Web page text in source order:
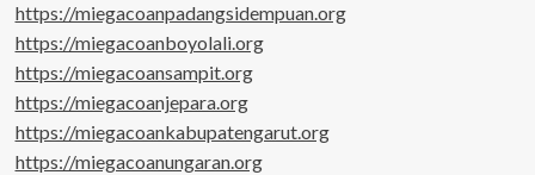
https://miegacoanpadangsidempuan.org
https://miegacoanboyolali.org
https://miegacoansampit.org
https://miegacoanjepara.org
https://miegacoankabupatengarut.org
https://miegacoanungaran.org